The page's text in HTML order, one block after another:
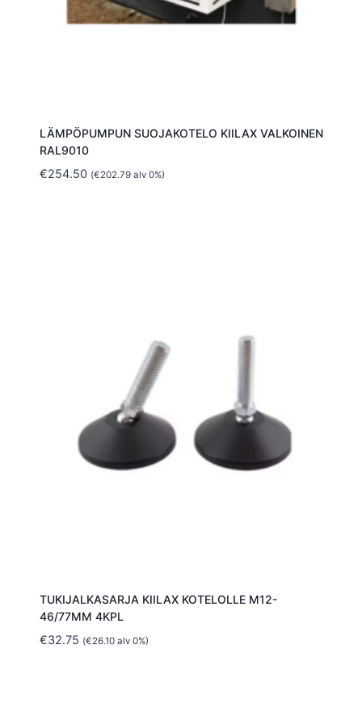
LÄMPÖPUMPUN SUOJAKOTELO KIILAX VALKOINEN
RAL9010
€254.50 (€202.79alv 0%)
TUKIJALKASARJA KIILAX KOTELOLLE M12-
46/77MM 4KPL
€32.75 (€26.10alv 0%)